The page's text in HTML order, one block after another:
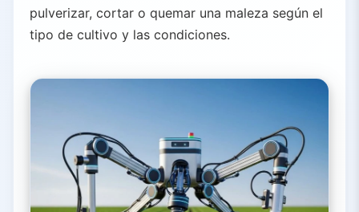
pulverizar, cortar o quemar una maleza según el
tipo de cultivo y las condiciones.